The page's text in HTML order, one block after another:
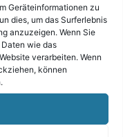
Geräteinformationen zu
dies, um das Surferlebnis
anzuzeigen. Wenn Sie
wie das
verarbeiten. Wenn
können